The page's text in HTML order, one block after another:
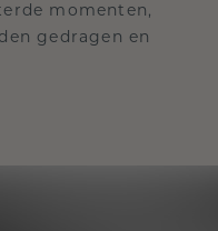
momenten,
gedragen en